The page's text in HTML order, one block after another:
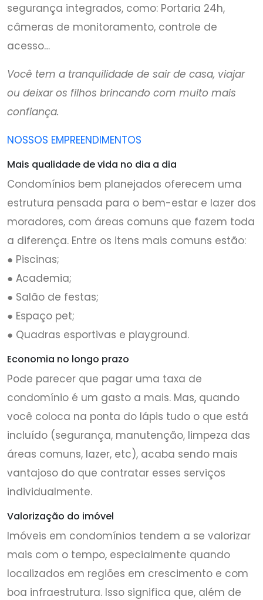
segurança integrados, como: Portaria 24h,
câmeras de monitoramento, controle de
acesso…
Você tem a tranquilidade de sair de casa, viajar
ou deixar os filhos brincando com muito mais
confiança.
NOSSOS EMPREENDIMENTOS
Mais qualidade de vida no dia a dia
Condomínios bem planejados oferecem uma
estrutura pensada para o bem-estar e lazer dos
moradores, com áreas comuns que fazem toda
a diferença. Entre os itens mais comuns estão:
● Piscinas;
● Academia;
● Salão de festas;
● Espaço pet;
● Quadras esportivas e playground.
Economia no longo prazo
Pode parecer que pagar uma taxa de
condomínio é um gasto a mais. Mas, quando
você coloca na ponta do lápis tudo o que está
incluído (segurança, manutenção, limpeza das
áreas comuns, lazer, etc), acaba sendo mais
vantajoso do que contratar esses serviços
individualmente.
Valorização do imóvel
Imóveis em condomínios tendem a se valorizar
mais com o tempo, especialmente quando
localizados em regiões em crescimento e com
boa infraestrutura. Isso significa que, além de